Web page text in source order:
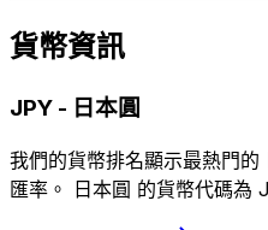
貨幣資訊
JPY - 日本圓
我們的貨幣排名顯示最熱門
匯率。 日本圓 的貨幣代碼為